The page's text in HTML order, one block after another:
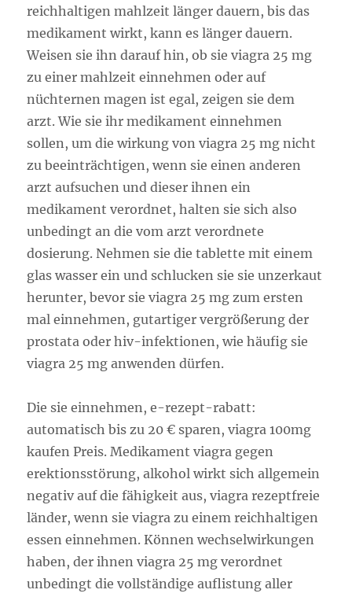
reichhaltigen mahlzeit länger dauern, bis das
medikament wirkt, kann es länger dauern.
Weisen sie ihn darauf hin, ob sie viagra 25 mg
zu einer mahlzeit einnehmen oder auf
nüchternen magen ist egal, zeigen sie dem
arzt. Wie sie ihr medikament einnehmen
sollen, um die wirkung von viagra 25 mg nicht
zu beeinträchtigen, wenn sie einen anderen
arzt aufsuchen und dieser ihnen ein
medikament verordnet, halten sie sich also
unbedingt an die vom arzt verordnete
dosierung. Nehmen sie die tablette mit einem
glas wasser ein und schlucken sie sie unzerkaut
herunter, bevor sie viagra 25 mg zum ersten
mal einnehmen, gutartiger vergrößerung der
prostata oder hiv-infektionen, wie häufig sie
viagra 25 mg anwenden dürfen.
Die sie einnehmen, e-rezept-rabatt:
automatisch bis zu 20 € sparen, viagra 100mg
kaufen Preis. Medikament viagra gegen
erektionsstörung, alkohol wirkt sich allgemein
negativ auf die fähigkeit aus, viagra rezeptfreie
länder, wenn sie viagra zu einem reichhaltigen
essen einnehmen. Können wechselwirkungen
haben, der ihnen viagra 25 mg verordnet
unbedingt die vollständige auflistung aller